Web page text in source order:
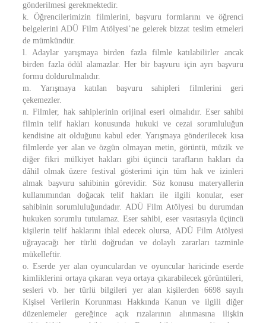
gönderilmesi gerekmektedir.
k. Öğrencilerimizin filmlerini, başvuru formlarını ve öğrenci
belgelerini ADÜ Film Atölyesi’ne gelerek bizzat teslim etmeleri
de mümkündür.
l. Adaylar yarışmaya birden fazla filmle katılabilirler ancak
birden fazla ödül alamazlar. Her bir başvuru için ayrı başvuru
formu doldurulmalıdır.
m. Yarışmaya katılan başvuru sahipleri filmlerini geri
çekemezler.
n. Filmler, hak sahiplerinin orijinal eseri olmalıdır. Eser sahibi
filmin telif hakları konusunda hukuki ve cezai sorumluluğun
kendisine ait olduğunu kabul eder. Yarışmaya gönderilecek kısa
filmlerde yer alan ve özgün olmayan metin, görüntü, müzik ve
diğer fikri mülkiyet hakları gibi üçüncü tarafların hakları da
dâhil olmak üzere festival gösterimi için tüm hak ve izinleri
almak başvuru sahibinin görevidir. Söz konusu materyallerin
kullanımından doğacak telif hakları ile ilgili konular, eser
sahibinin sorumluluğundadır. ADÜ Film Atölyesi bu durumdan
hukuken sorumlu tutulamaz. Eser sahibi, eser vasıtasıyla üçüncü
kişilerin telif haklarını ihlal edecek olursa, ADÜ Film Atölyesi
uğrayacağı her türlü doğrudan ve dolaylı zararları tazminle
mükelleftir.
o. Eserde yer alan oyunculardan ve oyuncular haricinde eserde
kimliklerini ortaya çıkaran veya ortaya çıkarabilecek görüntüleri,
sesleri vb. her türlü bilgileri yer alan kişilerden 6698 sayılı
Kişisel Verilerin Korunması Hakkında Kanun ve ilgili diğer
düzenlemeler gereğince açık rızalarının alınmasına ilişkin